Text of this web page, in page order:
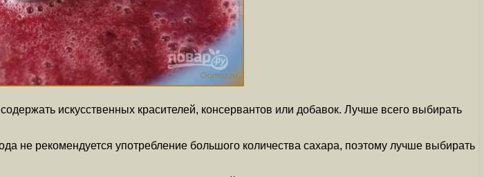
искусственных красителей, консервантов или добавок. Лучше всего выбирать
не рекомендуется употребление большого количества сахара, поэтому лучше выбирать